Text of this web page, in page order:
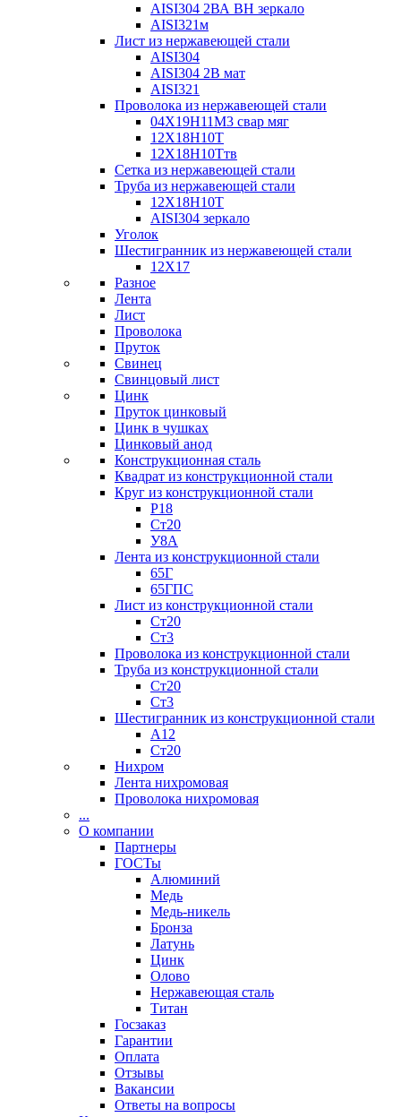
AISI304 2ВА ВН зеркало
AISI321м
Лист из нержавеющей стали
AISI304
AISI304 2В мат
AISI321
Проволока из нержавеющей стали
04Х19Н11М3 свар мяг
12Х18Н10Т
12Х18Н10Ттв
Сетка из нержавеющей стали
Труба из нержавеющей стали
12Х18Н10Т
AISI304 зеркало
Уголок
Шестигранник из нержавеющей стали
12Х17
Разное
Лента
Лист
Проволока
Пруток
Свинец
Свинцовый лист
Цинк
Пруток цинковый
Цинк в чушках
Цинковый анод
Конструкционная сталь
Квадрат из конструкционной стали
Круг из конструкционной стали
Р18
Ст20
У8А
Лента из конструкционной стали
65Г
65ГПС
Лист из конструкционной стали
Ст20
Ст3
Проволока из конструкционной стали
Труба из конструкционной стали
Ст20
Ст3
Шестигранник из конструкционной стали
А12
Ст20
Нихром
Лента нихромовая
Проволока нихромовая
...
О компании
Партнеры
ГОСТы
Алюминий
Медь
Медь-никель
Бронза
Латунь
Цинк
Олово
Нержавеющая сталь
Титан
Госзаказ
Гарантии
Оплата
Отзывы
Вакансии
Ответы на вопросы